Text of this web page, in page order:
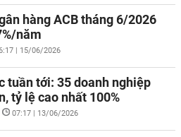
hàng ACB tháng 6/2026
năm
| 15/06/2026
tuần tới: 35 doanh nghiệp
tỷ lệ cao nhất 100%
07:17 | 13/06/2026